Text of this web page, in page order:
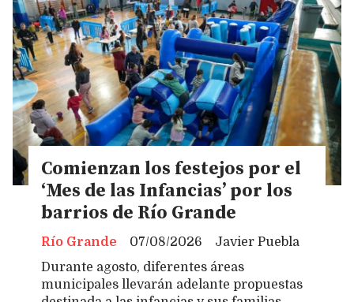
Comienzan los festejos por el
‘Mes de las Infancias’ por los
barrios de Río Grande
Javier Puebla
Río Grande
07/08/2026
Durante agosto, diferentes áreas
municipales llevarán adelante propuestas